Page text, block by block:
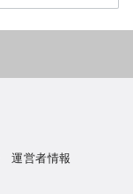
運営者情報